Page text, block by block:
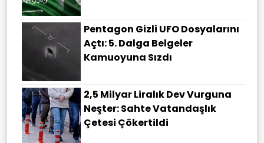
Pentagon Gizli UFO Dosyalarını
Açtı: 5. Dalga Belgeler
Kamuoyuna Sızdı
2,5 Milyar Liralık Dev Vurguna
Neşter: Sahte Vatandaşlık
Çetesi Çökertildi